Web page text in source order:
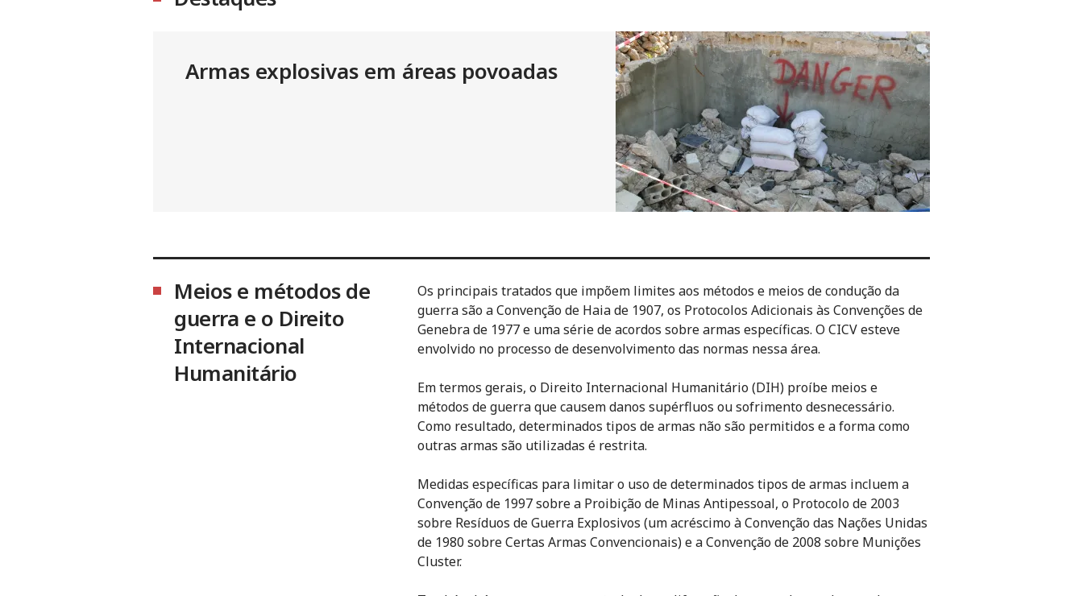
Armas explosivas em áreas povoadas
Meios e métodos de
guerra e o Direito
Internacional
Humanitário
Os principais tratados que impõem limites aos métodos e meios de condução da
guerra são a Convenção de Haia de 1907, os Protocolos Adicionais às Convenções de
Genebra de 1977 e uma série de acordos sobre armas específicas. O CICV esteve
envolvido no processo de desenvolvimento das normas nessa área.
Em termos gerais, o Direito Internacional Humanitário (DIH) proíbe meios e
métodos de guerra que causem danos supérfluos ou sofrimento desnecessário.
Como resultado, determinados tipos de armas não são permitidos e a forma como
outras armas são utilizadas é restrita.
Medidas específicas para limitar o uso de determinados tipos de armas incluem a
Convenção de 1997 sobre a Proibição de Minas Antipessoal, o Protocolo de 2003
sobre Resíduos de Guerra Explosivos (um acréscimo à Convenção das Nações Unidas
de 1980 sobre Certas Armas Convencionais) e a Convenção de 2008 sobre Munições
Cluster.